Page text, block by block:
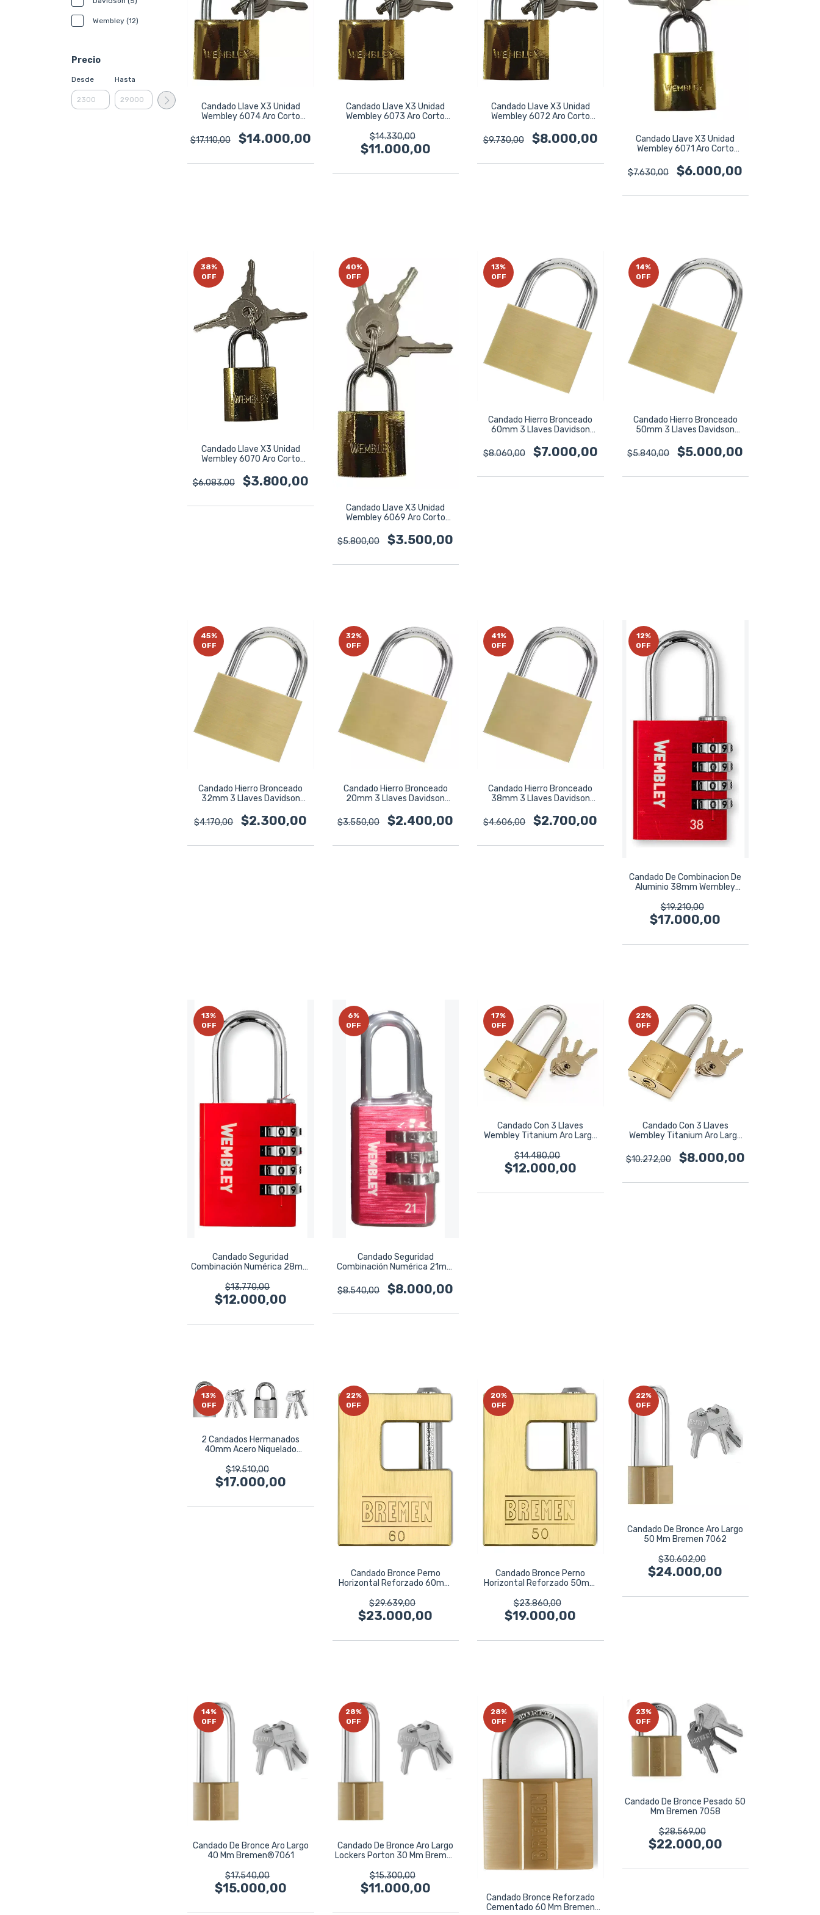
Wembley (12)
Precio
Desde Hasta
Candado Llave X3 Unidad
Wembley 6074 Aro Corto
$17.110,00
$14.000,00
Candado Llave X3 Unidad
Wembley 6073 Aro Corto
$14.330,00
$11.000,00
Candado Llave X3 Unidad
Wembley 6072 Aro Corto
$9.730,00
$8.000,00
Candado Llave X3 Unidad
Wembley 6071 Aro Corto
$7.630,00
$6.000,00
38%
OFF
Candado Llave X3 Unidad
Wembley 6070 Aro Corto
$6.083,00
$3.800,00
40%
OFF
Candado Llave X3 Unidad
Wembley 6069 Aro Corto
$5.800,00
$3.500,00
13%
OFF
Candado Hierro Bronceado
60mm 3 Llaves Davidson
$8.060,00
$7.000,00
14%
OFF
Candado Hierro Bronceado
50mm 3 Llaves Davidson
$5.840,00
$5.000,00
45%
OFF
Candado Hierro Bronceado
32mm 3 Llaves Davidson
$4.170,00
$2.300,00
32%
OFF
Candado Hierro Bronceado
20mm 3 Llaves Davidson
$3.550,00
$2.400,00
41%
OFF
Candado Hierro Bronceado
38mm 3 Llaves Davidson
$4.606,00
$2.700,00
12%
OFF
Candado De Combinacion De
Aluminio 38mm Wembley
$19.210,00
$17.000,00
13%
OFF
Candado Seguridad
Combinación Numérica 28mm
$13.770,00
$12.000,00
6%
OFF
Candado Seguridad
Combinación Numérica 21mm
$8.540,00
$8.000,00
17%
OFF
Candado Con 3 Llaves
Wembley Titanium Aro Largo
$14.480,00
$12.000,00
22%
OFF
Candado Con 3 Llaves
Wembley Titanium Aro Largo
$10.272,00
$8.000,00
13%
OFF
2 Candados Hermanados
40mm Acero Niquelado
$19.510,00
$17.000,00
22%
OFF
Candado Bronce Perno
Horizontal Reforzado 60mm
$29.639,00
$23.000,00
20%
OFF
Candado Bronce Perno
Horizontal Reforzado 50mm
$23.860,00
$19.000,00
22%
OFF
Candado De Bronce Aro Largo
50 Mm Bremen 7062
$30.602,00
$24.000,00
14%
OFF
Candado De Bronce Aro Largo
40 Mm Bremen®7061
$17.540,00
$15.000,00
28%
OFF
Candado De Bronce Aro Largo
Lockers Porton 30 Mm Bremen
$15.300,00
$11.000,00
28%
OFF
Candado Bronce Reforzado
Cementado 60 Mm Bremen
23%
OFF
Candado De Bronce Pesado 50
Mm Bremen 7058
$28.569,00
$22.000,00